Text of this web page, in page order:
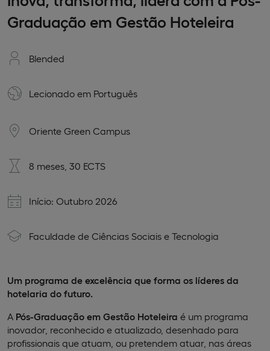
Graduação em Gestão Hoteleira
Blended
Lecionado em Português
Oriente Green Campus
8 meses, 30 ECTS
Início: Outubro 2026
Faculdade de Ciências Sociais e Tecnologia
Um programa de excelência que forma os líderes da
hotelaria do futuro.
A Pós-Graduação em Gestão Hoteleira é um programa
inovador, reconhecido e atualizado, desenhado para
profissionais que atuam, ou pretendem atuar, nas áreas